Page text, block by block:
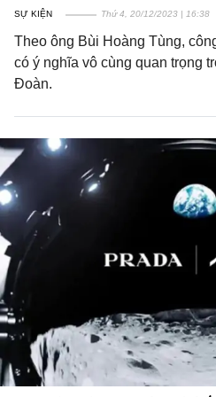
SỰ KIỆN Thứ 4, 20/12/2023 | 16:38
Theo ông Bùi Hoàng Tùng,
có ý nghĩa vô cùng quan trọng
Đoàn.